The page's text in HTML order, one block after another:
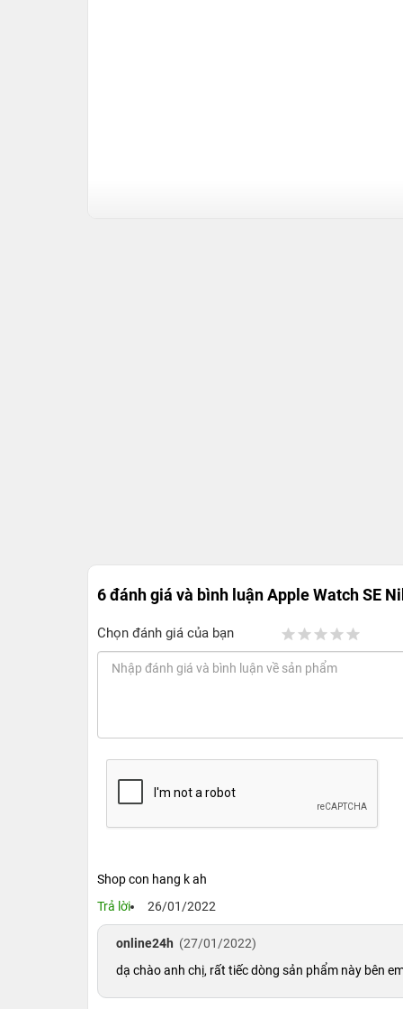
6 đánh giá và bình luậnApple Watch SE
Chọn đánh giá của bạn
Shop con hang k ah
Trả lời
26/01/2022
online24h (27/01/2022)
dạ chào anh chị, rất tiếc dòng sản phẩm này bên